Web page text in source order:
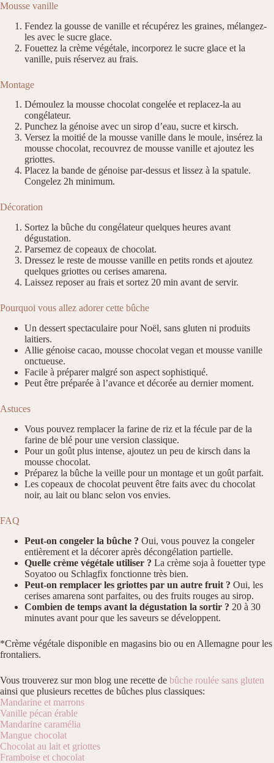
Mousse vanille
Fendez la gousse de vanille et récupérez les graines, mélangez-
les avec le sucre glace.
Fouettez la crème végétale, incorporez le sucre glace et la
vanille, puis réservez au frais.
Montage
Démoulez la mousse chocolat congelée et replacez-la au
congélateur.
Punchez la génoise avec un sirop d’eau, sucre et kirsch.
Versez la moitié de la mousse vanille dans le moule, insérez la
mousse chocolat, recouvrez de mousse vanille et ajoutez les
griottes.
Placez la bande de génoise par-dessus et lissez à la spatule.
Congelez 2h minimum.
Décoration
Sortez la bûche du congélateur quelques heures avant
dégustation.
Parsemez de copeaux de chocolat.
Dressez le reste de mousse vanille en petits ronds et ajoutez
quelques griottes ou cerises amarena.
Laissez reposer au frais et sortez 20 min avant de servir.
Pourquoi vous allez adorer cette bûche
Un dessert spectaculaire pour Noël, sans gluten ni produits
laitiers.
Allie génoise cacao, mousse chocolat vegan et mousse vanille
onctueuse.
Facile à préparer malgré son aspect sophistiqué.
Peut être préparée à l’avance et décorée au dernier moment.
Astuces
Vous pouvez remplacer la farine de riz et la fécule par de la
farine de blé pour une version classique.
Pour un goût plus intense, ajoutez un peu de kirsch dans la
mousse chocolat.
Préparez la bûche la veille pour un montage et un goût parfait.
Les copeaux de chocolat peuvent être faits avec du chocolat
noir, au lait ou blanc selon vos envies.
FAQ
Peut-on congeler la bûche ? Oui, vous pouvez la congeler
entièrement et la décorer après décongélation partielle.
Quelle crème végétale utiliser ? La crème soja à fouetter type
Soyatoo ou Schlagfix fonctionne très bien.
Peut-on remplacer les griottes par un autre fruit ? Oui, les
cerises amarena sont parfaites, ou des fruits rouges au sirop.
Combien de temps avant la dégustation la sortir ? 20 à 30
minutes avant pour que les saveurs se développent.
*Crème végétale disponible en magasins bio ou en Allemagne pour les
frontaliers.
Vous trouverez sur mon blog une recette de bûche roulée sans gluten
ainsi que plusieurs recettes de bûches plus classiques:
Mandarine et marrons
Vanille pécan érable
Mandarine caramélia
Mangue chocolat
Chocolat au lait et griottes
Framboise et chocolat